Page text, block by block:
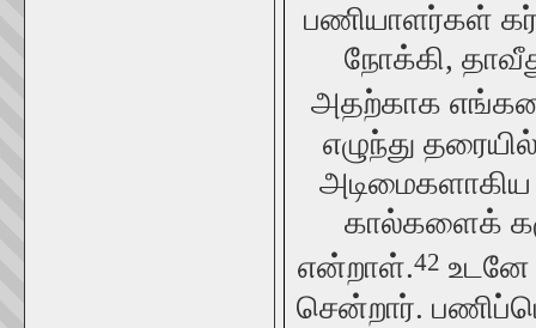
பணியாளர்கள்
நோக்கி,
அதற்காக
எழுந்து
கால்களைக்
என்றாள்.42 உடனே
சென்றார்.